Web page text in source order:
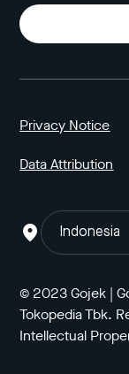
Privacy Notice
Data Attribution
Indonesia
© 2023 Gojek |
Tokopedia Tbk.
Intellectual